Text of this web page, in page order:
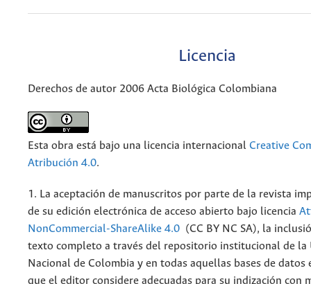
Licencia
Derechos de autor 2006 Acta Biológica Colombiana
Esta obra está bajo una licencia internacional Creative
Atribución 4.0.
1. La aceptación de manuscritos por parte de la revista
de su edición electrónica de acceso abierto bajo licencia
NonCommercial-ShareAlike 4.0 (CC BY NC SA), la
texto completo a través del repositorio institucional de la
Nacional de Colombia y en todas aquellas bases de datos
que el editor considere adecuadas para su indización con